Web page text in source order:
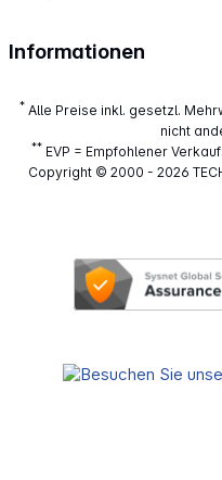
Informationen
* Alle Preise inkl. gesetzl.
nicht
**EVP = Empfohlener
Copyright © 2000 - 2026